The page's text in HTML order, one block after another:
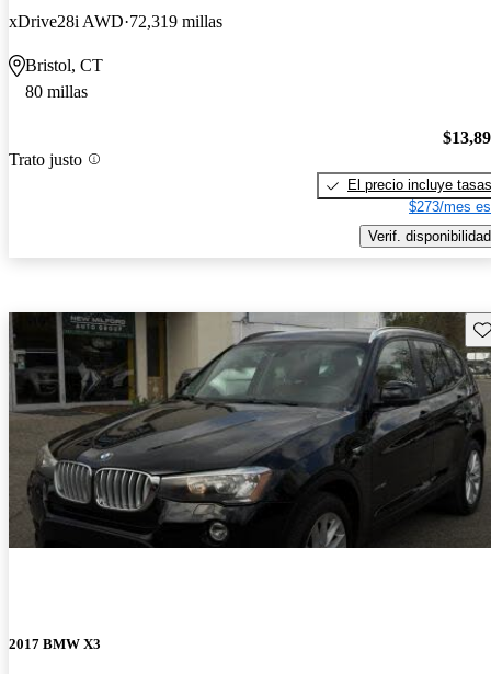
xDrive28i AWD 72,319 millas
Bristol, CT
80 millas
Trato justo
El precio incluye tasas
$273/mes
Verif. disponibilidad
2017 BMW X3